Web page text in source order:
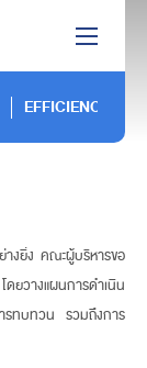
EFFICIENCY
างยิ่ง คณะผู้บริหารขอ
ยวางแผนการดำเนิน
รทบทวน รวมถึงการ